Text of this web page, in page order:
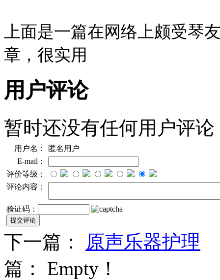
上面是一篇在网络上颇受琴
章，很实用
用户评论
暂时还没有任何用户评论
用户名：
匿名用户
E-mail：
评价等级：
评论内容：
验证码：
下一篇： 原声乐器护理
篇： Empty！